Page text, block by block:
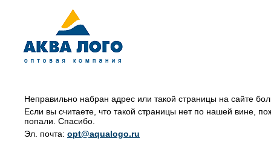
Неправильно набран адрес или такой страницы на сайте
Если вы считаете, что такой страницы нет по нашей вине,
попали. Спасибо.
Эл. почта: opt@aqualogo.ru